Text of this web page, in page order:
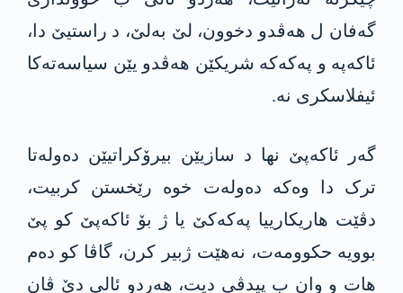
گەفان ل ھەڤدو دخوون، لێ بەلێ، د راستیێ دا،
ئاکەپە و پەکەکە شریکێن ھەڤدو یێن سیاسەتەکا
ئیفلاسکری نە.
گەر ئاکەپێ نھا د سازیێن بیرۆكراتیێن دەولەتا
ترک دا وەکە دەولەت خوە رێخستن کربیت،
دڤێت ھاریکارییا پەکەکێ یا ژ بۆ ئاکەپێ کو پێ
بوویە حکوومەت، نەهێت ژبیر کرن، گاڤا کو دەم
ھات و وان ب پیدڤی دیت، ھەردو ئالی دێ ڤان